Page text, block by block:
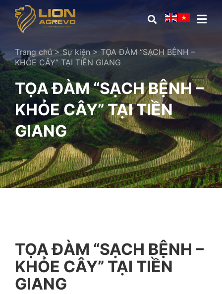
Trang chủ>Sự kiện> TỌA ĐÀM “SẠCH BỆNH –
KHỎE CÂY” TẠI TIỀN GIANG
TỌA ĐÀM “SẠCH BỆNH –
KHỎE CÂY” TẠI TIỀN
GIANG
TỌA ĐÀM “SẠCH BỆNH –
KHỎE CÂY” TẠI TIỀN
GIANG